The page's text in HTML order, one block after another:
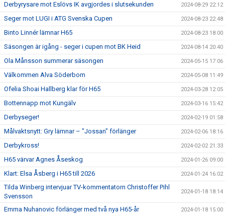
Derbyrysare mot Eslövs IK avgjordes i slutsekunden 2024-08-29 22:12
Seger mot LUGI i ATG Svenska Cupen 2024-08-23 22:48
Binto Linnér lämnar H65 2024-08-23 18:00
Säsongen är igång - seger i cupen mot BK Heid 2024-08-14 20:40
Ola Månsson summerar säsongen 2024-05-15 17:06
Välkommen Alva Söderbom 2024-05-08 11:49
Ofelia Shoai Hallberg klar för H65 2024-03-28 12:05
Bottennapp mot Kungälv 2024-03-16 15:42
Derbyseger! 2024-02-19 01:58
Målvaktsnytt: Gry lämnar – "Jossan" förlänger 2024-02-06 18:16
Derbykross! 2024-02-02 21:33
H65 värvar Agnes Åseskog 2024-01-26 09:00
Klart: Elsa Åsberg i H65 till 2026 2024-01-24 16:02
Tilda Winberg intervjuar TV-kommentatorn Christoffer Pihl
Svensson
2024-01-18 18:14
Emma Nuhanovic förlänger med två nya H65-år 2024-01-18 15:00